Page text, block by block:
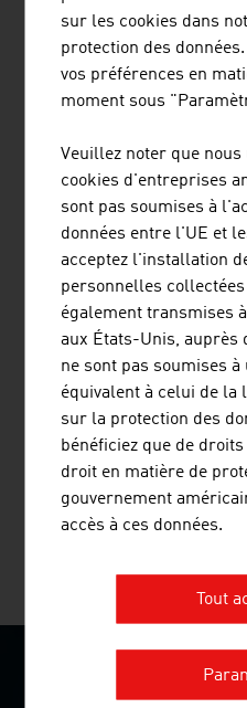
Redblocsystems propose
préfabriquées hautement
en très peu de temps. Les
qualité peuvent être
béton alvéolé, de blocs de
matériaux ...
BINDER + CO AG
Binder+Co est un
et installations complètes
la préparation thermique
que l'emballage et la
premières de toutes
Gleisdorf est un leader
PLUS
SURPRISINGLY
sur les cookies dans
protection des
vos préférences en
moment sous
Veuillez noter que
cookies d'entreprises
sont pas soumises à
données entre l'UE et
acceptez l'installation
personnelles
également transmises
aux États-Unis, auprès
ne sont pas soumises
équivalent à celui de la
sur la protection des
bénéficiez que de
droit en matière de
gouvernement
accès à ces données.
Tout